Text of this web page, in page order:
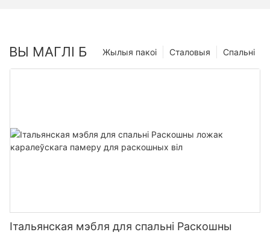
ВЫ МАГЛІ Б Спальні
Сталовыя
Жылыя пакоі
Італьянская мэбля для спальні Раскошны